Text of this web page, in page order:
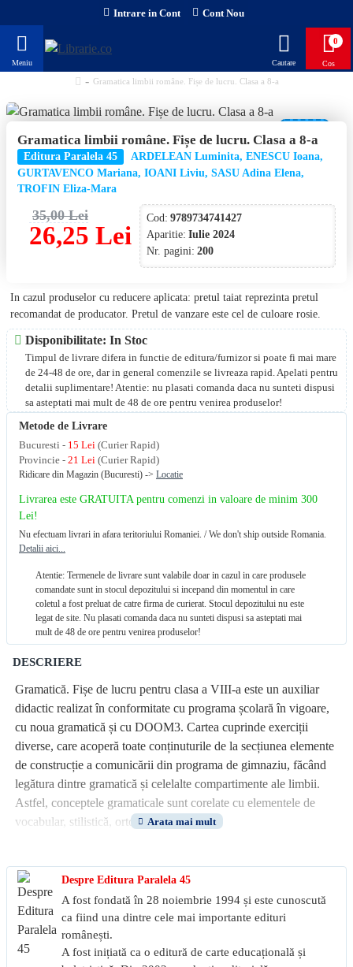
Intrare in Cont Cont Nou
0
Gramatica limbii române. Fișe de lucru. Clasa a 8-a
NOU!
Gramatica limbii române. Fișe de lucru. Clasa a 8-a
Editura Paralela 45
ARDELEAN Luminita, ENESCU Ioana,
GURTAVENCO Mariana, IOANI Liviu, SASU Adina Elena,
TROFIN Eliza-Mara
26,25 Lei
35,00 Lei Cod: 9789734741427
Aparitie: Iulie 2024
Nr. pagini: 200
Metode de Livrare
Bucuresti - 15 Lei (Curier Rapid)
Provincie - 21 Lei (Curier Rapid)
Ridicare din Magazin (Bucuresti) -> Locatie
Livrarea este GRATUITA pentru comenzi in valoare de minim 300
Lei!
Nu efectuam livrari in afara teritoriului Romaniei. / We don't ship outside Romania.
Detalii aici...
Atentie: Termenele de livrare sunt valabile doar in cazul in care produsele
comandate sunt in stocul depozitului si incepand din momentul in care
coletul a fost preluat de catre firma de curierat. Stocul depozitului nu este
legat de site. Nu plasati comanda daca nu sunteti dispusi sa asteptati mai
mult de 48 de ore pentru venirea produselor!
In cazul produselor cu reducere aplicata: pretul taiat reprezinta pretul
recomandat de producator. Pretul de vanzare este cel de culoare rosie.
Disponibilitate: In Stoc
Timpul de livrare difera in functie de editura/furnizor si poate fi mai mare
de 24-48 de ore, dar in general comenzile se livreaza rapid. Apelati pentru
detalii suplimentare! Atentie: nu plasati comanda daca nu sunteti dispusi
sa asteptati mai mult de 48 de ore pentru venirea produselor!
Despre Editura Paralela 45
A fost fondată în 28 noiembrie 1994 și este cunoscută
ca fiind una dintre cele mai importante edituri
românești.
A fost inițiată ca o editură de carte educațională și
DESCRIERE
Gramatică. Fișe de lucru pentru clasa a VIII-a este un auxiliar
didactic realizat în conformitate cu programa școlară în vigoare,
cu noua gramatică și cu DOOM3. Cartea cuprinde exerciții
diverse, care acoperă toate conținuturile de la secțiunea elemente
de construcție a comunicării din programa de gimnaziu, făcând
legătura dintre gramatică și celelalte compartimente ale limbii.
Astfel, conceptele gramaticale sunt corelate cu elementele de
vocabular, stilistică, ortoepie și ortografie.
învățare, în care elementele de construcție a comunicării sunt în
legătură cu receptarea textului literar și cu redactarea unui text.
Testele integrează o bună parte a conținuturilor de la lectură și
teorie literară din programă. Sugestiile de răspuns, rezolvările,
baremele de notare pentru testele inițiale, stadiale și finale